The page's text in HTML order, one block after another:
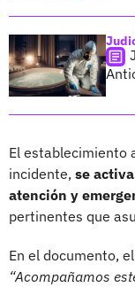
El establecimiento
incidente, se
atención y
pertinentes que
En el documento,
“Acompañamos